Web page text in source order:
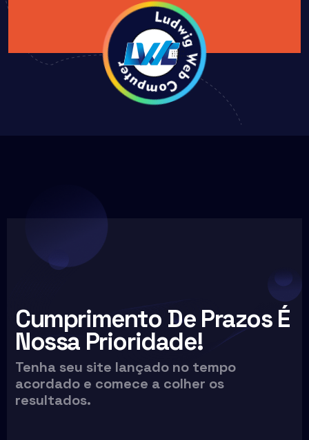
Cumprimento De Prazos É
Nossa Prioridade!
Tenha seu site lançado no tempo
acordado e comece a colher os
resultados.